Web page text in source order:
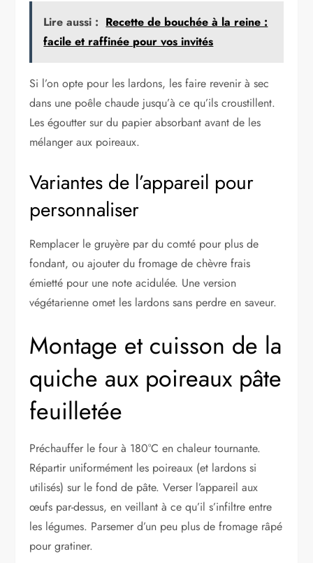
Lire aussi : Recette de bouchée à la reine :
facile et raffinée pour vos invités
Si l’on opte pour les lardons, les faire revenir à sec
dans une poêle chaude jusqu’à ce qu’ils croustillent.
Les égoutter sur du papier absorbant avant de les
mélanger aux poireaux.
Variantes de l’appareil pour
personnaliser
Remplacer le gruyère par du comté pour plus de
fondant, ou ajouter du fromage de chèvre frais
émietté pour une note acidulée. Une version
végétarienne omet les lardons sans perdre en saveur.
Montage et cuisson de la
quiche aux poireaux pâte
feuilletée
Préchauffer le four à 180°C en chaleur tournante.
Répartir uniformément les poireaux (et lardons si
utilisés) sur le fond de pâte. Verser l’appareil aux
œufs par-dessus, en veillant à ce qu’il s’infiltre entre
les légumes. Parsemer d’un peu plus de fromage râpé
pour gratiner.